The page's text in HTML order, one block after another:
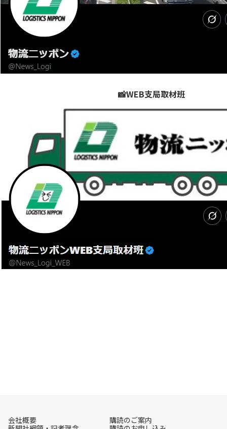
📸WEB支局取材班
会社概要
購読のご案内